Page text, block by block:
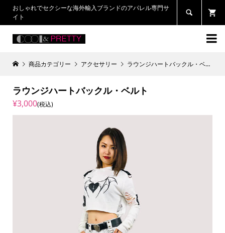
おしゃれでセクシーな海外輸入ブランドのアパレル専門サ
イト


商品カテゴリー アクセサリー ラウンジハートバックル・ベルト
ラウンジハートバックル・ベルト
¥3,000(税込)